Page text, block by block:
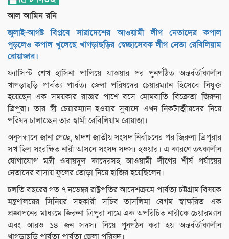
আল আমিন রনি
জুলাই-আগষ্ট বিপ্লবে সারাদেশের আওয়ামী লীগ নেতাদের কপাল
পুড়লেও কপাল খুলেছে খাগড়াছড়ির স্বেচ্ছাসেবক লীগ নেতা রেবিলিয়াম
রোয়াজার।
ফ্যাসিস্ট শেখ হাসিনা পালিয়ে যাওয়ার পর পুনর্গঠিত অন্তর্বর্তীকালীন
খাগড়াছড়ি পার্বত্য পার্বত্য জেলা পরিষদের চেয়ারম্যান হিসেবে নিযুক্ত
হয়েছেন এক সময়কার রাস্তার পাশে বসে মোমবাতি বিক্রেতা জিরুনা
ত্রিপুরা। তার স্ত্রী চেয়ারম্যান হওয়ার সুবাদে এখন নিকটাত্মীয়দের নিয়ে
পরিষদ চালাচ্ছেন তার স্বামী রেবিলিয়াম রোয়াজা।
অনুসন্ধানে জানা গেছে, দ্বাদশ জাতীয় সংসদ নির্বাচনের পর জিরুনা ত্রিপুরার
সখ ছিল সংরক্ষিত নারী আসনে সংসদ সদস্য হওয়ার। এ কারণে তৎকালীন
যোগাযোগ মন্ত্রী ওবায়দুল কাদেরসহ আওয়ামী লীগের শীর্ষ পর্যায়ের
নেতাদের বাসায় ফুলের তোড়া নিয়ে হাজির হয়েছিলেন।
চলতি বছরের গত ৭ নভেম্বর রাষ্ট্রপতির আদেশক্রমে পার্বত্য চট্টগ্রাম বিষয়ক
মন্ত্রণালয়ের সিনিয়র সহকারী সচিব তাসলিমা বেগম স্বাক্ষরিত এক
প্রজ্ঞাপনের মাধ্যমে জিরুনা ত্রিপুরা নামে এক অপরিচিত নারীকে চেয়ারম্যান
এবং আরও ১৪ জন সদস্য নিয়ে পুনর্গঠন করা হয় অন্তর্বর্তীকালীন